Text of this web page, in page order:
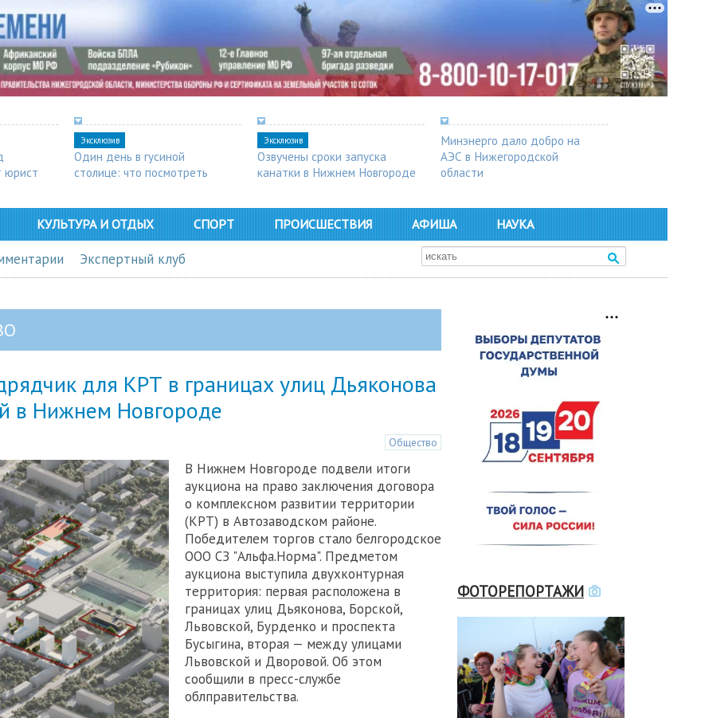
юрист
Эксклюзив
Один день в гусиной
столице: что посмотреть
Эксклюзив
Озвучены сроки запуска
канатки в Нижнем Новгороде
Минэнерго дало добро на
АЭС в Нижегородской
области
КУЛЬТУРА И ОТДЫХ СПОРТ ПРОИСШЕСТВИЯ АФИША НАУКА
Экспертный клуб
для КРТ в границах улиц Дьяконова
в Нижнем Новгороде
Общество
В Нижнем Новгороде подвели итоги
аукциона на право заключения договора
о комплексном развитии территории
(КРТ) в Автозаводском районе.
Победителем торгов стало белгородское
ООО СЗ "Альфа.Норма". Предметом
аукциона выступила двухконтурная
территория: первая расположена в
границах улиц Дьяконова, Борской,
Львовской, Бурденко и проспекта
Бусыгина, вторая — между улицами
Львовской и Дворовой. Об этом
сообщили в пресс-службе
облправительства.
ФОТОРЕПОРТАЖИ